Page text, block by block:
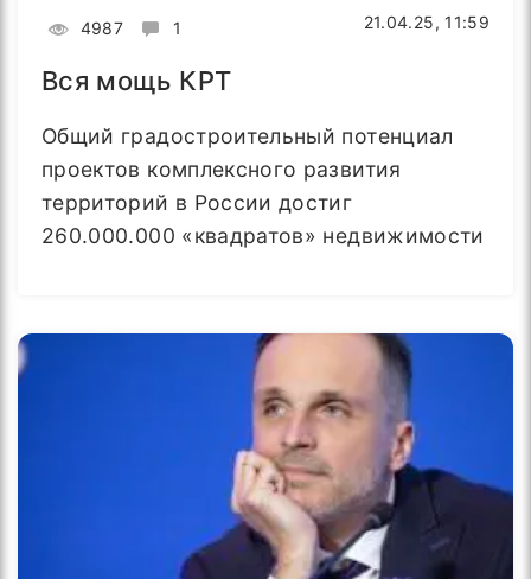
4987 1 21.04.25, 11:59
Вся мощь КРТ
Общий градостроительный потенциал
проектов комплексного развития
территорий в России достиг
260.000.000 «квадратов» недвижимости